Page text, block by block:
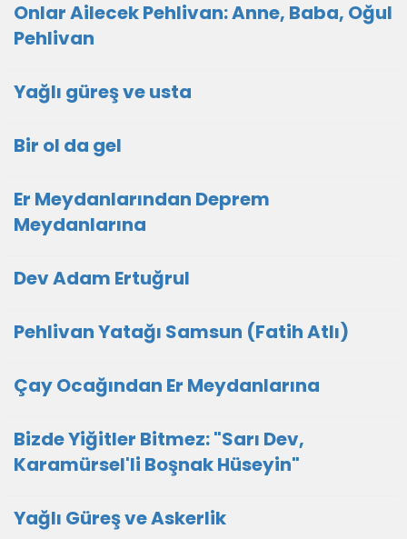
Onlar Ailecek Pehlivan: Anne, Baba, Oğul
Pehlivan
Yağlı güreş ve usta
Bir ol da gel
Er Meydanlarından Deprem
Meydanlarına
Dev Adam Ertuğrul
Pehlivan Yatağı Samsun (Fatih Atlı)
Çay Ocağından Er Meydanlarına
Bizde Yiğitler Bitmez: "Sarı Dev,
Karamürsel'li Boşnak Hüseyin"
Yağlı Güreş ve Askerlik